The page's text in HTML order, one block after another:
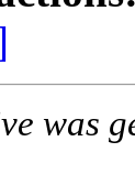
was